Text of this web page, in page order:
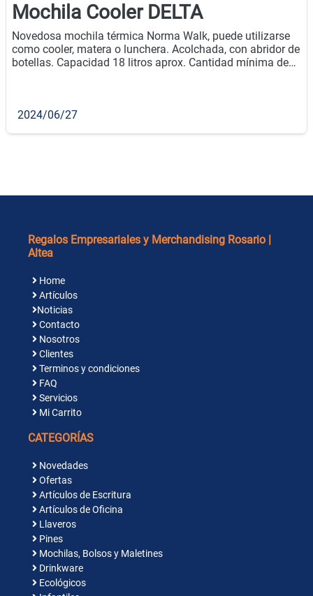
Mochila Cooler DELTA
Novedosa mochila térmica Norma Walk, puede utilizarse
como cooler, matera o lunchera. Acolchada, con abridor de
botellas. Capacidad 18 litros aprox. Cantidad mínima de
2024/06/27
Regalos Empresariales y Merchandising Rosario |
Altea
Home
Artículos
Noticias
Contacto
Nosotros
Clientes
Terminos y condiciones
FAQ
Servicios
Mi Carrito
CATEGORÍAS
Novedades
Ofertas
Artículos de Escritura
Artículos de Oficina
Llaveros
Pines
Mochilas, Bolsos y Maletines
Drinkware
Ecológicos